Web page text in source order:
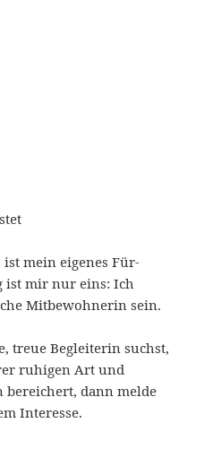
mein eigenes Für-
ist mir nur eins: Ich
Mitbewohnerin sein.
treue Begleiterin suchst,
ruhigen Art und
dann melde
Interesse.